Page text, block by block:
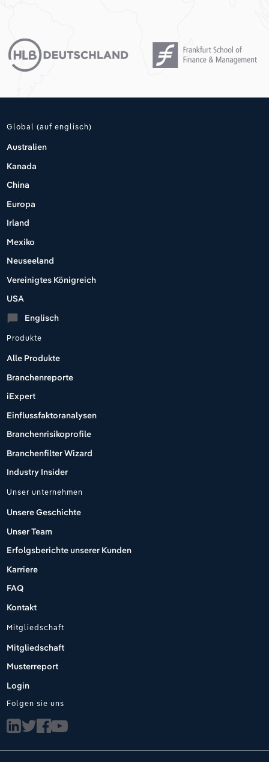
Global (auf englisch)
Australien
Kanada
China
Europa
Irland
Mexiko
Neuseeland
Vereinigtes Königreich
USA
chat_bubble Englisch
Produkte
Alle Produkte
Branchenreporte
iExpert
Einflussfaktoranalysen
Branchenrisikoprofile
Branchenfilter Wizard
Industry Insider
Unser unternehmen
Unsere Geschichte
Unser Team
Erfolgsberichte unserer Kunden
Karriere
FAQ
Kontakt
Mitgliedschaft
Mitgliedschaft
Musterreport
Login
Folgen sie uns